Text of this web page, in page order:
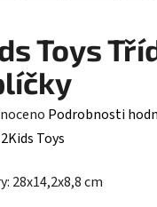
Toys
Podrobnosti
2Kids Toys
28x14,2x8,8 cm